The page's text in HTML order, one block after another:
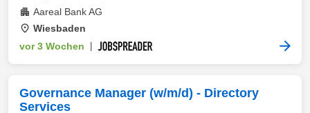
Aareal Bank AG
Wiesbaden
vor 3 Wochen
Governance Manager (w/m/d) - Directory
Services